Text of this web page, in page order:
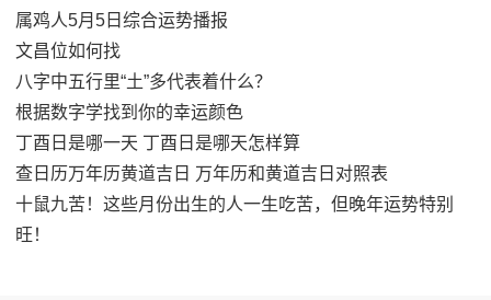
属鸡人5月5日综合运势播报
文昌位如何找
八字中五行里“土”多代表着什么？
根据数字学找到你的幸运颜色
丁酉日是哪一天 丁酉日是哪天怎样算
查日历万年历黄道吉日 万年历和黄道吉日对照表
十鼠九苦！这些月份出生的人一生吃苦，但晚年运势特别
旺！